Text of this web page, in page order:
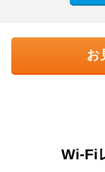
お
Wi-Fi